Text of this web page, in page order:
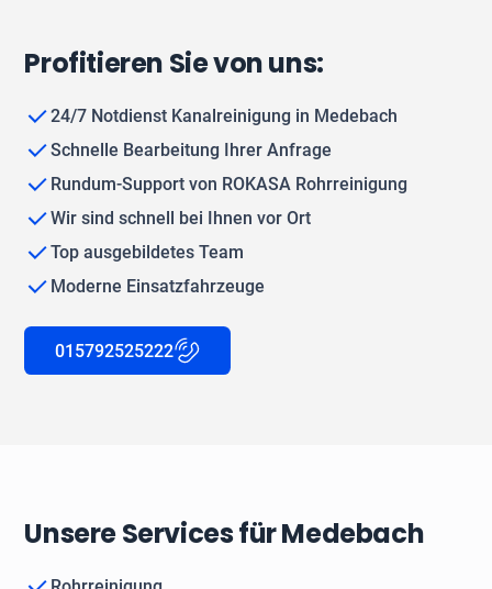
Profitieren Sie von uns:
24/7 Notdienst Kanalreinigung in Medebach
Schnelle Bearbeitung Ihrer Anfrage
Rundum-Support von ROKASA Rohrreinigung
Wir sind schnell bei Ihnen vor Ort
Top ausgebildetes Team
Moderne Einsatzfahrzeuge
015792525222
Unsere Services für Medebach